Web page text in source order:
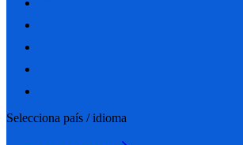
Selecciona país / idioma